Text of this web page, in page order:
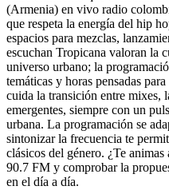
(Armenia) en vivo radio
que respeta la energía del hip
espacios para mezclas,
escuchan Tropicana valoran la
universo urbano; la
temáticas y horas pensadas
cuida la transición entre mixes,
emergentes, siempre con un
urbana. La programación se
sintonizar la frecuencia te
clásicos del género. ¿Te
90.7 FM y comprobar la
en el día a día.